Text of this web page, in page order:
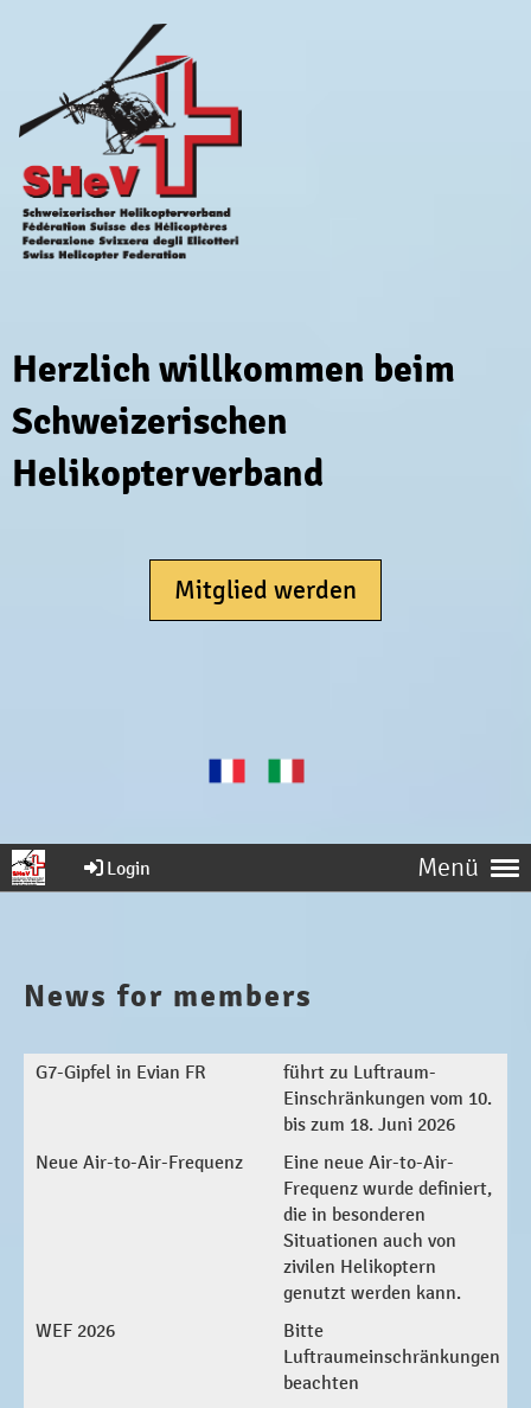
Herzlich willkommen beim
Schweizerischen
Helikopterverband
Mitglied werden
Menü
Login
News for members
G7-Gipfel in Evian FR
führt zu Luftraum-
Einschränkungen vom 10.
bis zum 18. Juni 2026
Neue Air-to-Air-Frequenz
Eine neue Air-to-Air-
Frequenz wurde definiert,
die in besonderen
Situationen auch von
zivilen Helikoptern
genutzt werden kann.
WEF 2026
Bitte
Luftraumeinschränkungen
beachten